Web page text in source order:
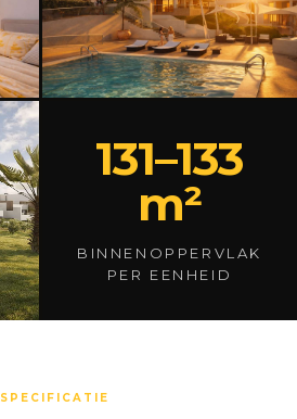
131–133
m²
BINNENOPPERVLAK
PER EENHEID
SPECIFICATIE